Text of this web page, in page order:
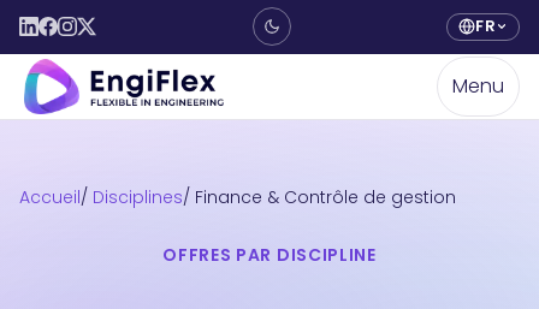
FR
Menu
Accueil Disciplines Finance & Contrôle de gestion
OFFRES PAR DISCIPLINE